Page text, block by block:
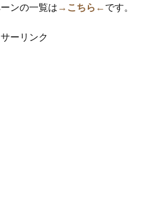
ンの一覧は →こちら← です。
ーリンク